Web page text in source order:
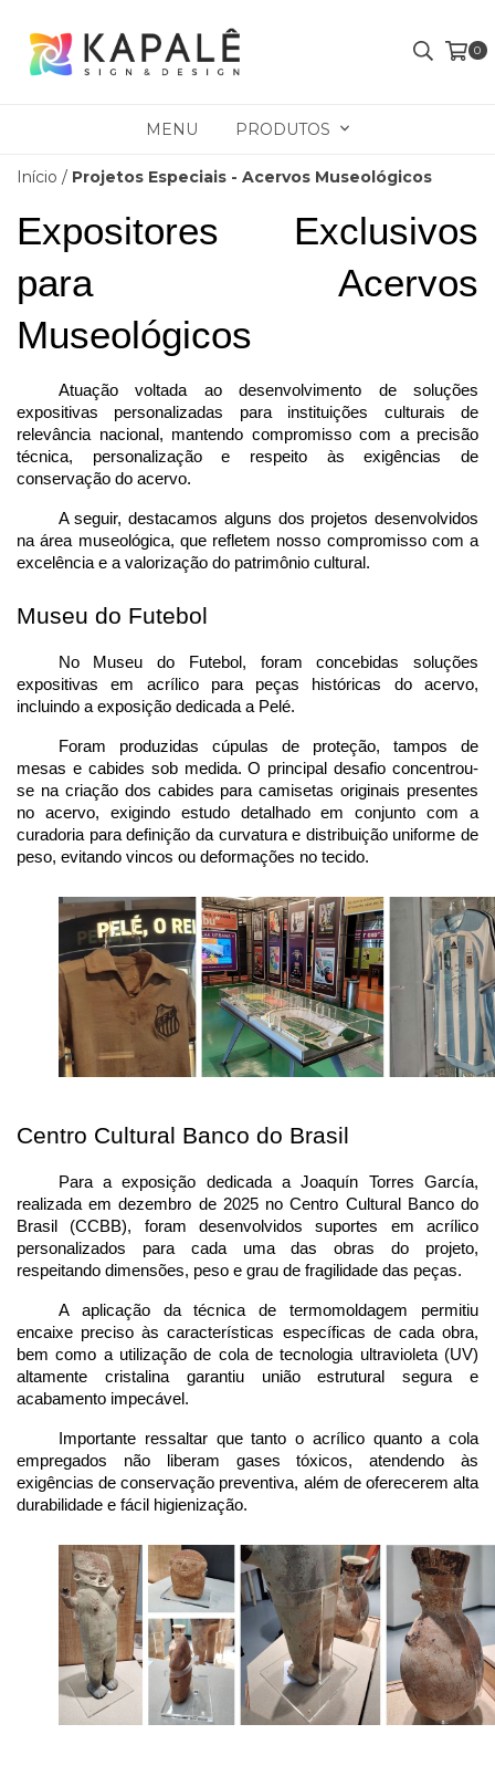
0
MENU PRODUTOS
Início / Projetos Especiais - Acervos Museológicos
Expositores Exclusivos
para Acervos
Museológicos
Atuação voltada ao desenvolvimento de soluções
expositivas personalizadas para instituições culturais de
relevância nacional, mantendo compromisso com a precisão
técnica, personalização e respeito às exigências de
conservação do acervo.
A seguir, destacamos alguns dos projetos desenvolvidos
na área museológica, que refletem nosso compromisso com a
excelência e a valorização do patrimônio cultural.
Museu do Futebol
No Museu do Futebol, foram concebidas soluções
expositivas em acrílico para peças históricas do acervo,
incluindo a exposição dedicada a Pelé.
Foram produzidas cúpulas de proteção, tampos de
mesas e cabides sob medida. O principal desafio concentrou-
se na criação dos cabides para camisetas originais presentes
no acervo, exigindo estudo detalhado em conjunto com a
curadoria para definição da curvatura e distribuição uniforme de
peso, evitando vincos ou deformações no tecido.
Centro Cultural Banco do Brasil
Para a exposição dedicada a Joaquín Torres García,
realizada em dezembro de 2025 no Centro Cultural Banco do
Brasil (CCBB), foram desenvolvidos suportes em acrílico
personalizados para cada uma das obras do projeto,
respeitando dimensões, peso e grau de fragilidade das peças.
A aplicação da técnica de termomoldagem permitiu
encaixe preciso às características específicas de cada obra,
bem como a utilização de cola de tecnologia ultravioleta (UV)
altamente cristalina garantiu união estrutural segura e
acabamento impecável.
Importante ressaltar que tanto o acrílico quanto a cola
empregados não liberam gases tóxicos, atendendo às
exigências de conservação preventiva, além de oferecerem alta
durabilidade e fácil higienização.